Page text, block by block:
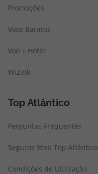
Promoções
Voos Baratos
Voo + Hotel
WiZink
Top Atlântico
Perguntas Frequentes
Seguros Web Top Atlântico
Condições de Utilização